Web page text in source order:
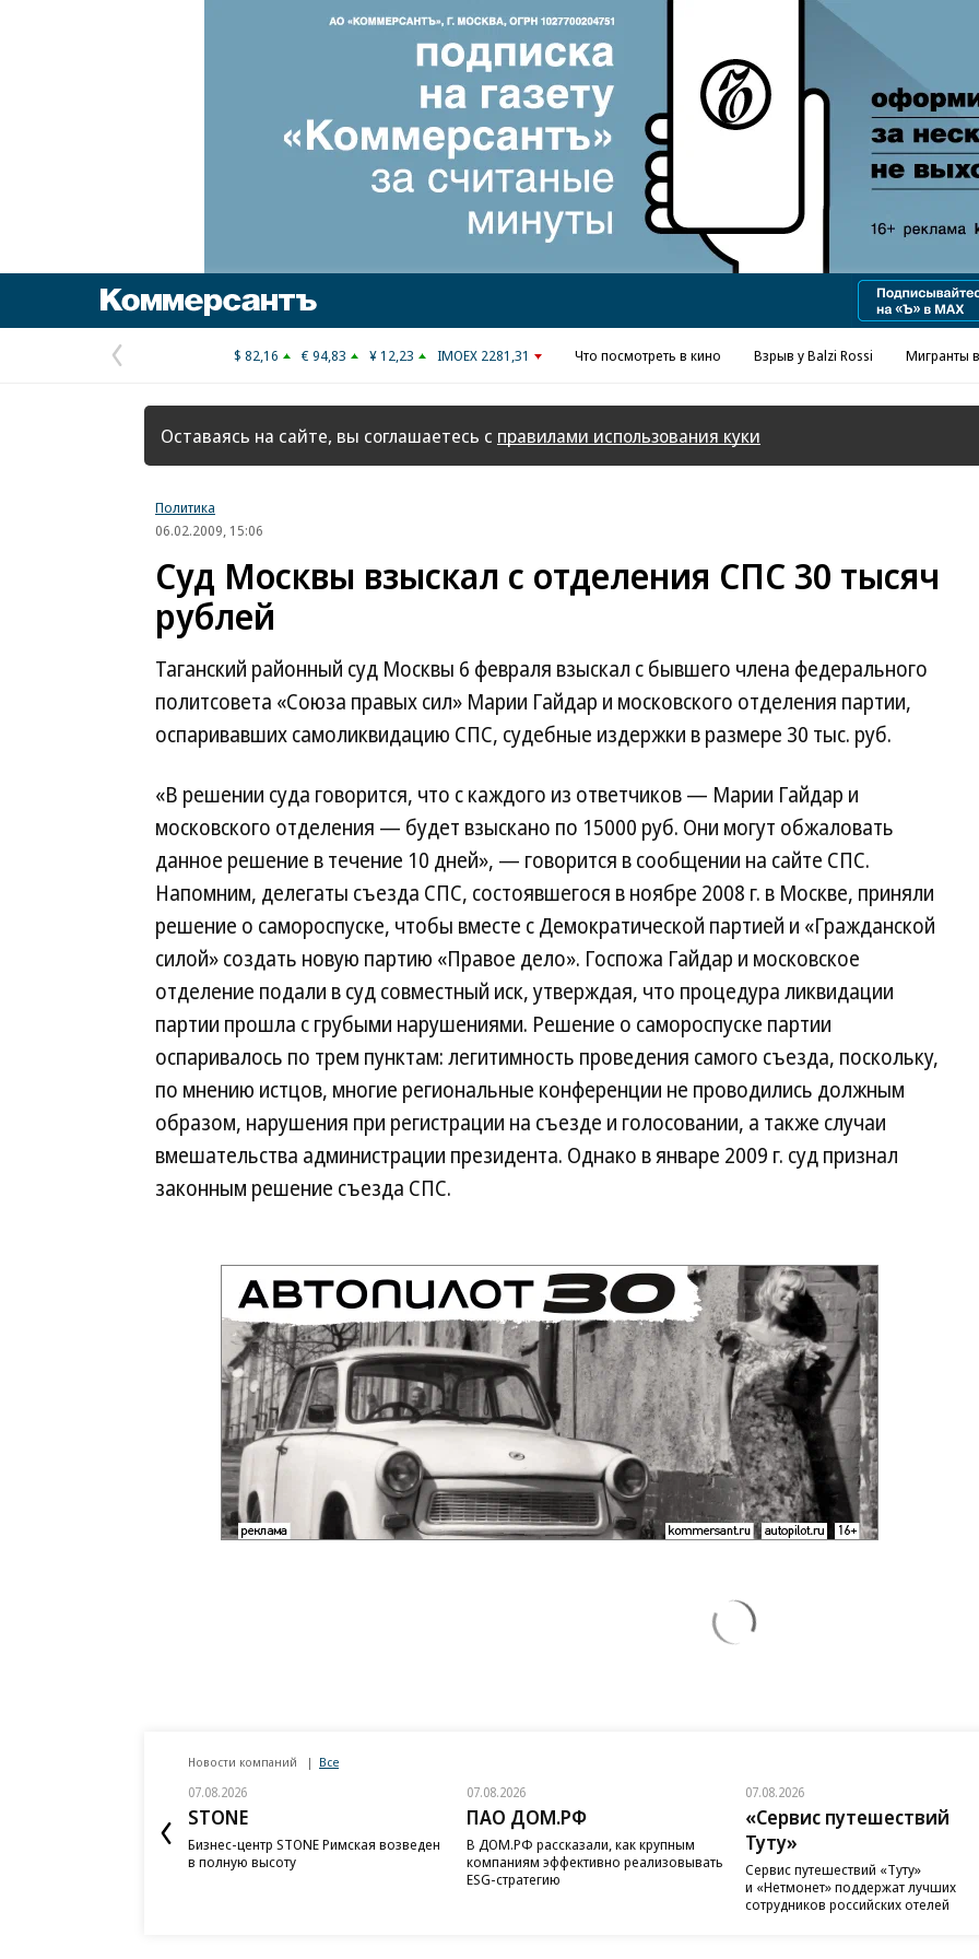
Реклама в «Ъ» www.kommersant.ru/ad
Предыдущая
страница
$ 82,16 € 94,83 ¥ 12,23 IMOEX 2281,31 Что посмотреть в кино Взрыв у Balzi Rossi Мигранты
Оставаясь на сайте, вы соглашаетесь с правилами использования куки
Политика
06.02.2009, 15:06
Суд Москвы взыскал с отделения СПС 30 тысяч
рублей
Таганский районный суд Москвы 6 февраля взыскал с бывшего члена федерального
политсовета «Союза правых сил» Марии Гайдар и московского отделения партии,
оспаривавших самоликвидацию СПС, судебные издержки в размере 30 тыс. руб.
«В решении суда говорится, что с каждого из ответчиков — Марии Гайдар и
московского отделения — будет взыскано по 15000 руб. Они могут обжаловать
данное решение в течение 10 дней», — говорится в сообщении на сайте СПС.
Напомним, делегаты съезда СПС, состоявшегося в ноябре 2008 г. в Москве, приняли
решение о самороспуске, чтобы вместе с Демократической партией и «Гражданской
силой» создать новую партию «Правое дело». Госпожа Гайдар и московское
отделение подали в суд совместный иск, утверждая, что процедура ликвидации
партии прошла с грубыми нарушениями. Решение о самороспуске партии
оспаривалось по трем пунктам: легитимность проведения самого съезда, поскольку,
по мнению истцов, многие региональные конференции не проводились должным
образом, нарушения при регистрации на съезде и голосовании, а также случаи
вмешательства администрации президента. Однако в январе 2009 г. суд признал
законным решение съезда СПС.
Новости компаний Все
07.08.2026
STONE
Бизнес-центр STONE Римская возведен
в полную высоту
07.08.2026
ПАО ДОМ.РФ
В ДОМ.РФ рассказали, как крупным
компаниям эффективно реализовывать
ESG-стратегию
07.08.2026
«Сервис путешествий
Туту»
Сервис путешествий «Туту»
и «Нетмонет» поддержат лучших
сотрудников российских отелей